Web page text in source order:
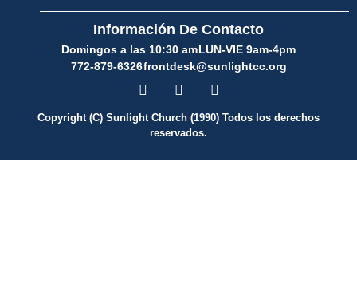
Información De Contacto
Domingos a las 10:30 amLUN-VIE 9am-4pm
772-879-6326frontdesk@sunlightcc.org
Copyright (C) Sunlight Church (1990) Todos los derechos
reservados.